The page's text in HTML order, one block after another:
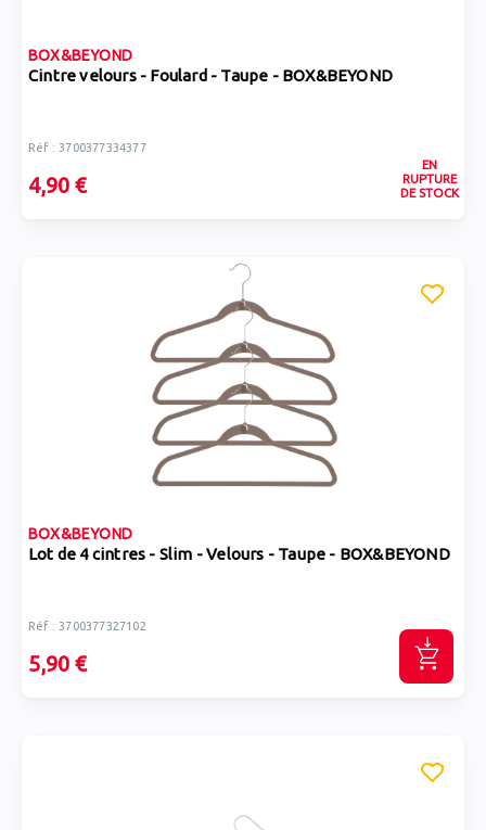
BOX&BEYOND
Cintre velours - Foulard - Taupe - BOX&BEYOND
Réf : 3700377334377
4,90 €
EN
RUPTURE
DE STOCK
BOX&BEYOND
Lot de 4 cintres - Slim - Velours - Taupe - BOX&BEYOND
Réf : 3700377327102
5,90 €